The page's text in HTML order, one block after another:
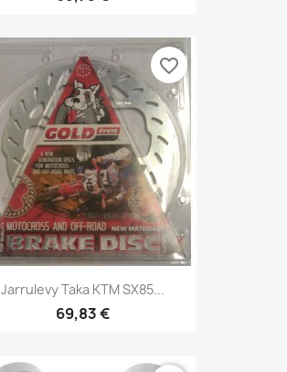
Jarrulevy Taka KTM SX85...
69,83 €
favorite_border